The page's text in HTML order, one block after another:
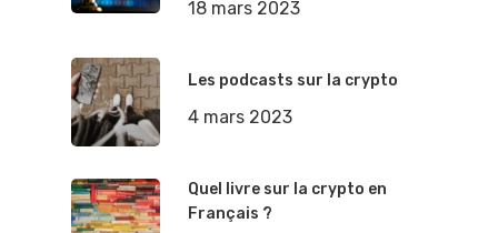
18 mars 2023
Les podcasts sur la crypto
4 mars 2023
Quel livre sur la crypto en
Français ?